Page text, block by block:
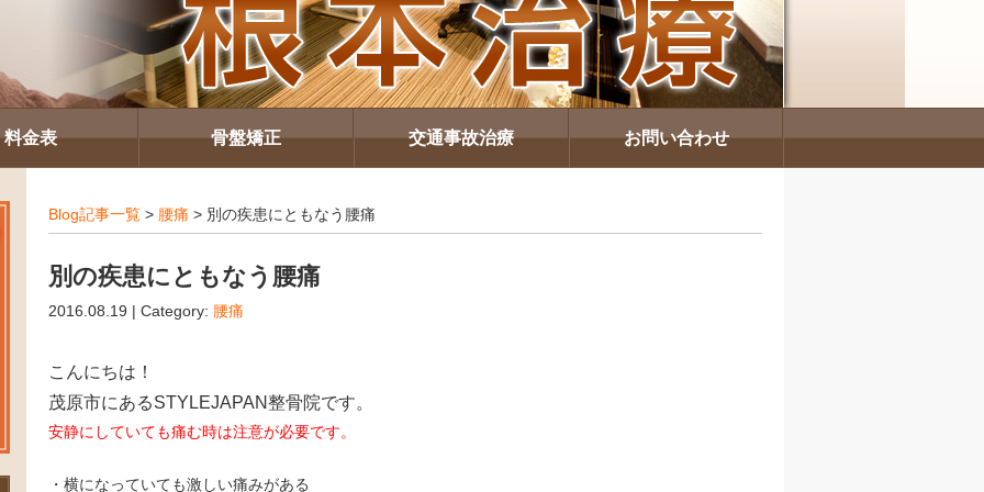
料金表 骨盤矯正 交通事故治療 お問い合わせ
Blog記事一覧 > 腰痛 > 別の疾患にともなう腰痛
別の疾患にともなう腰痛
2016.08.19 | Category: 腰痛
こんにちは！
茂原市にあるSTYLEJAPAN整骨院です。
安静にしていても痛む時は注意が必要です。
・横になっていても激しい痛みがある